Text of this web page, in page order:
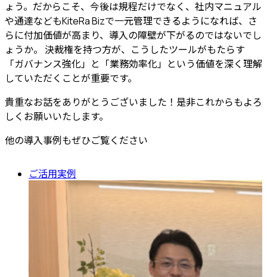
ょう。だからこそ、今後は規程だけでなく、社内マニュアル
や通達などもKiteRa Bizで一元管理できるようになれば、さ
らに付加価値が高まり、導入の障壁が下がるのではないでし
ょうか。 決裁権を持つ方が、こうしたツールがもたらす
「ガバナンス強化」と「業務効率化」という価値を深く理解
していただくことが重要です。
貴重なお話をありがとうございました！是非これからもよろ
しくお願いいたします。
他の導入事例もぜひご覧ください
ご活用実例